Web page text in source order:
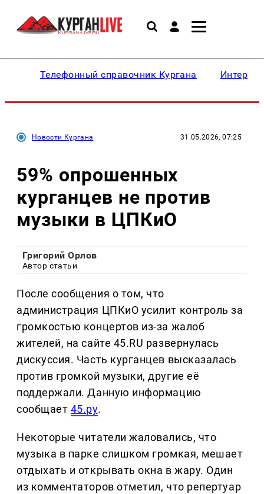
Телефонный справочник Кургана
Новости Кургана 31.05.2026, 07:25
59% опрошенных
курганцев не против
музыки в ЦПКиО
Григорий Орлов
Автор статьи
После сообщения о том, что
администрация ЦПКиО усилит контроль за
громкостью концертов из-за жалоб
жителей, на сайте 45.RU развернулась
дискуссия. Часть курганцев высказалась
против громкой музыки, другие её
поддержали. Данную информацию
сообщает 45.ру.
Некоторые читатели жаловались, что
музыка в парке слишком громкая, мешает
отдыхать и открывать окна в жару. Один
из комментаторов отметил, что репертуар